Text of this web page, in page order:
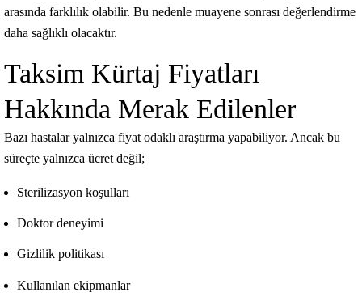
arasında farklılık olabilir. Bu nedenle muayene sonrası değerlendirme
daha sağlıklı olacaktır.
Taksim Kürtaj Fiyatları
Hakkında Merak Edilenler
Bazı hastalar yalnızca fiyat odaklı araştırma yapabiliyor. Ancak bu
süreçte yalnızca ücret değil;
Sterilizasyon koşulları
Doktor deneyimi
Gizlilik politikası
Kullanılan ekipmanlar